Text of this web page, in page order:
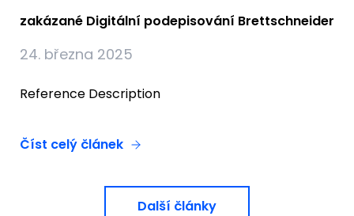
zakázané Digitální podepisování Brettschneider
24. března 2025
Reference Description
Číst celý článek
Další články